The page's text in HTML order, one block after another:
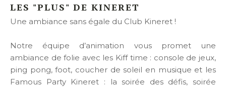
LES "PLUS" DE KINERET
Une ambiance sans égale du Club Kineret !
Notre équipe d’animation vous promet une
ambiance de folie avec les Kiff time : console de jeux,
ping pong, foot, coucher de soleil en musique et les
Famous Party Kineret : la soirée des défis, soirée